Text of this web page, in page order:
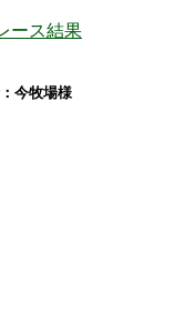
ース結果
今牧場様